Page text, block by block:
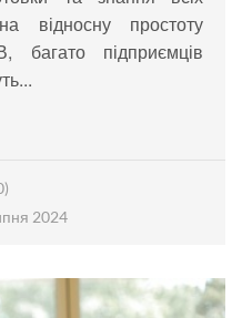
відносну простоту
багато підприємців
2024